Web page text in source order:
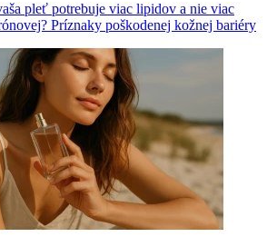
pleť potrebuje viac lipidov a nie viac
Príznaky poškodenej kožnej bariéry